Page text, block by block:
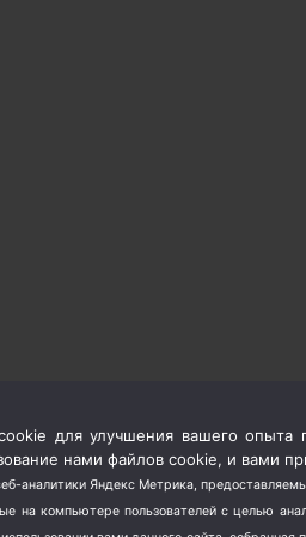
для улучшения вашего опыта
нами файлов cookie, и вами
аналитики Яндекс Метрика,
на компьютере пользователей с целью